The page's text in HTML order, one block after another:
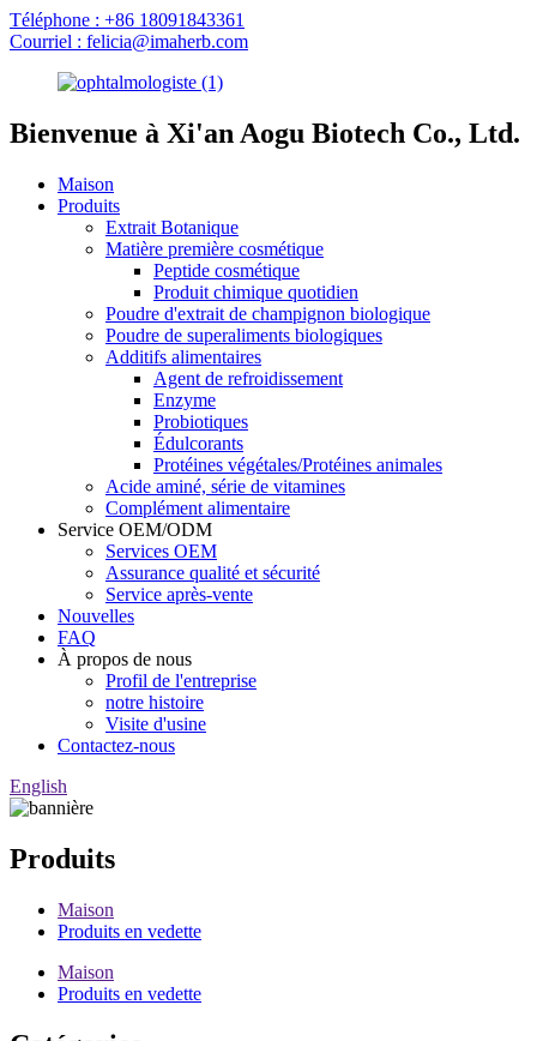
Téléphone : +86 18091843361
Courriel : felicia@imaherb.com
Bienvenue à Xi'an Aogu Biotech Co., Ltd.
Maison
Produits
Extrait Botanique
Matière première cosmétique
Peptide cosmétique
Produit chimique quotidien
Poudre d'extrait de champignon biologique
Poudre de superaliments biologiques
Additifs alimentaires
Agent de refroidissement
Enzyme
Probiotiques
Édulcorants
Protéines végétales/Protéines animales
Acide aminé, série de vitamines
Complément alimentaire
Service OEM/ODM
Services OEM
Assurance qualité et sécurité
Service après-vente
Nouvelles
FAQ
À propos de nous
Profil de l'entreprise
notre histoire
Visite d'usine
Contactez-nous
English
Produits
Maison
Produits en vedette
Maison
Produits en vedette